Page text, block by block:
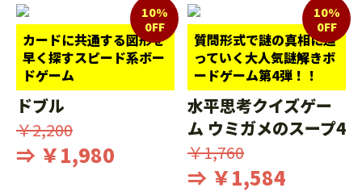
カードに共通する図形を
早く探すスピード系ボー
ドゲーム
10%
0FF
ドブル
￥2,200
⇒ ￥1,980
質問形式で謎の真相に迫
っていく大人気謎解きボ
ードゲーム第4弾！！
10%
0FF
水平思考クイズゲー
ム ウミガメのスープ4
￥1,760
⇒ ￥1,584